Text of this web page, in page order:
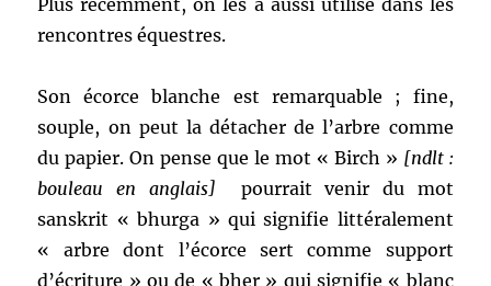
rencontres équestres.
Son écorce blanche est remarquable ; fine,
souple, on peut la détacher de l’arbre comme
du papier. On pense que le mot « Birch » [ndlt :
bouleau en anglais] pourrait venir du mot
sanskrit « bhurga » qui signifie littéralement
« arbre dont l’écorce sert comme support
d’écriture » ou de « bher » qui signifie « blanc